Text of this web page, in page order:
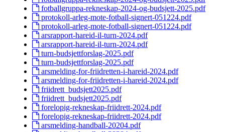
fotballgruppa-rekneskap-2024-og-budsjett-2025.pdf
protokoll-arleg-mote-fotball-signert-051224.pdf
protokoll-arleg-mote-fotball-signert-051224.pdf
arsrapport-hareid-il-turn-2024.pdf
arsrapport-hareid-il-turn-2024.pdf
turn-budsjettforslag-2025.pdf
turn-budsjettforslag-2025.pdf
arsmelding-for-friidretten-i-hareid-2024.pdf
arsmelding-for-friidretten-i-hareid-2024.pdf
friidrett_budsjett2025.pdf
friidrett_budsjett2025.pdf
forelopig-rekneskap-friidrett-2024.pdf
forelopig-rekneskap-friidrett-2024.pdf
arsmelding-handball-20204.pdf